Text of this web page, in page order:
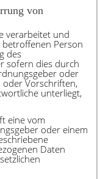
von
verarbeitet und
Person
des
sofern dies durch
oder
oder Vorschriften,
unterliegt,
eine vom
oder einem
Daten